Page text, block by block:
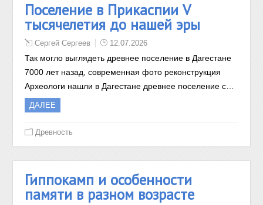
Поселение в Прикаспии V
тысячелетия до нашей эры
Сергей Сергеев 12.07.2026
Так могло выглядеть древнее поселение в Дагестане
7000 лет назад, современная фото реконструкция
Археологи нашли в Дагестане древнее поселение с…
ДАЛЕЕ
Древность
Гиппокамп и особенности
памяти в разном возрасте